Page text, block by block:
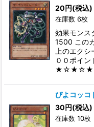
20円(税込)
在庫数 6枚
効果モン
1500 この
上のエク
００ポイン
ぴよコッコ
30円(税込)
在庫数 10枚